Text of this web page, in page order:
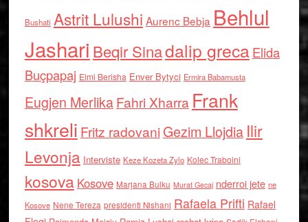
Bushati Astrit Lulushi Aurenc Bebja Behlul
Jashari Beqir Sinadalip grecaElida
Buçpapaj Elmi Berisha Enver Bytyci Ermira Babamusta
Eugjen MerlikaFahri Xharra Frank
shkreli Fritz radovaniGezim Llojdia Ilir
Levonja Interviste Keze Kozeta Zylo Kolec Traboini
kosova Kosove Marjana Bulku Murat Gecaj nderroi jete ne
Kosove Nene Tereza presidenti Nishani Rafaela Prifti Rafael